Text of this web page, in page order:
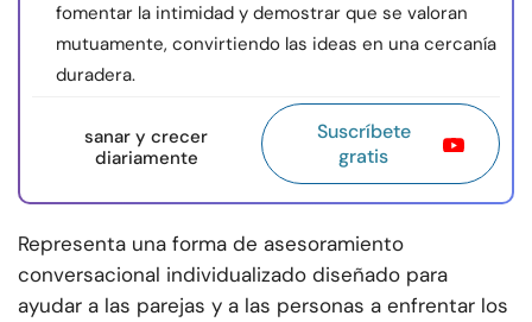
fomentar la intimidad y demostrar que se valoran
mutuamente, convirtiendo las ideas en una cercanía
duradera.
sanar y crecer
diariamente
Suscríbete
gratis
Representa una forma de asesoramiento
conversacional individualizado diseñado para
ayudar a las parejas y a las personas a enfrentar los